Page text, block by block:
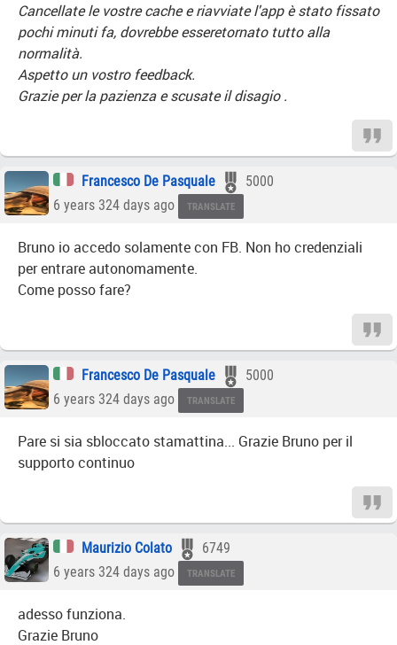
Cancellate le vostre cache e riavviate l'app è stato fissato
pochi minuti fa, dovrebbe esseretornato tutto alla
normalità.
Aspetto un vostro feedback.
Grazie per la pazienza e scusate il disagio .
Francesco De Pasquale
5000
6 years 324 days ago
TRANSLATE
Bruno io accedo solamente con FB. Non ho credenziali
per entrare autonomamente.
Come posso fare?
Francesco De Pasquale
5000
6 years 324 days ago
TRANSLATE
Pare si sia sbloccato stamattina... Grazie Bruno per il
supporto continuo
Maurizio Colato
6749
6 years 324 days ago
TRANSLATE
adesso funziona.
Grazie Bruno